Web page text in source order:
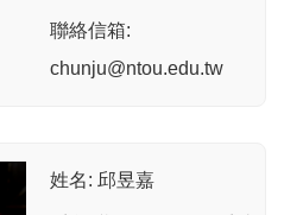
聯絡信箱:
chunju@ntou.edu.tw
姓名: 邱昱嘉